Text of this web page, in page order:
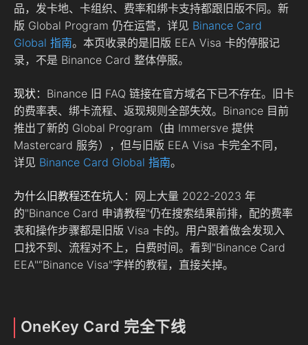
品，发卡地、卡组织、费率和绑卡支持都跟旧版不同。新
版 Global Program 仍在运营，详见 Binance Card
Global 指南。本页收录的是旧版 EEA Visa 卡的停服记
录，不是 Binance Card 整体停服。
现状：Binance 旧 FAQ 链接在官方域名下已不存在。旧卡
的费率表、绑卡流程、返现规则全部失效。Binance 目前
推出了新的 Global Program（由 Immersve 提供
Mastercard 服务），但与旧版 EEA Visa 卡完全不同，
详见 Binance Card Global 指南。
为什么旧教程还在坑人 ：网上大量 2022-2023 年
的"Binance Card 申请教程"仍在搜索结果前排，配的费率
表和操作步骤都是旧版 Visa 卡的。用户跟着做会发现入
口找不到、流程对不上，白费时间。看到"Binance Card
EEA"“Binance Visa"字样的教程，直接关掉。
OneKey Card 完全下线